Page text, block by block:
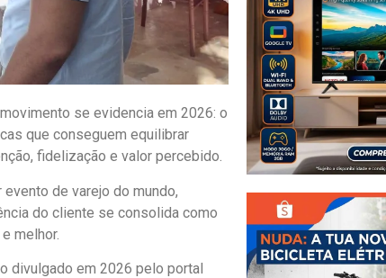
se evidencia em 2026: o
que conseguem equilibrar
fidelização e valor percebido.
de varejo do mundo,
do cliente se consolida como
melhor.
divulgado em 2026 pelo portal